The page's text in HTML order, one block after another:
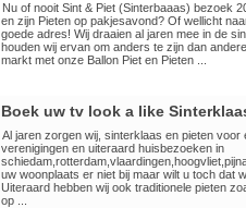
Nu of nooit Sint & Piet (Sinterbaaas) bezoek
en zijn Pieten op pakjesavond? Of wellicht
goede adres! Wij draaien al jaren mee in de
houden wij ervan om anders te zijn dan
markt met onze Ballon Piet en Pieten ...
Boek uw tv look a like
Al jaren zorgen wij, sinterklaas en pieten
verenigingen en uiteraard huisbezoeken in
uw woonplaats er niet bij maar wilt u toch dat
Uiteraard hebben wij ook traditionele pieten
op ...